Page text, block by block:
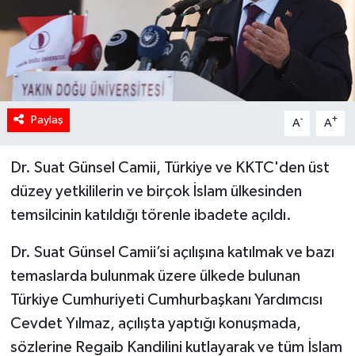
Paylaş A- A+
Dr. Suat Günsel Camii, Türkiye ve KKTC'den üst
düzey yetkililerin ve birçok İslam ülkesinden
temsilcinin katıldığı törenle ibadete açıldı.
Dr. Suat Günsel Camii’si açılışına katılmak ve bazı
temaslarda bulunmak üzere ülkede bulunan
Türkiye Cumhuriyeti Cumhurbaşkanı Yardımcısı
Cevdet Yılmaz, açılışta yaptığı konuşmada,
sözlerine Regaib Kandilini kutlayarak ve tüm İslam